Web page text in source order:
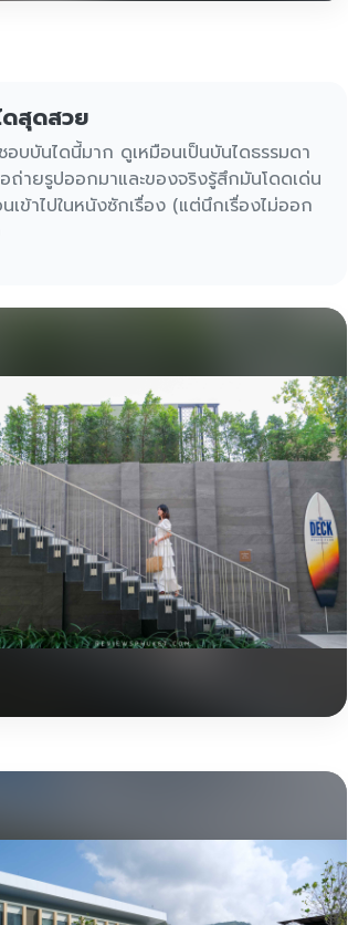
ดสุดสวย
อบบันไดนี้มาก ดูเหมือนเป็นบันไดธรรมดา
ถ่ายรูปออกมาและของจริงรู้สึกมันโดดเด่น
เข้าไปในหนังซักเรื่อง (แต่นึกเรื่องไม่ออก